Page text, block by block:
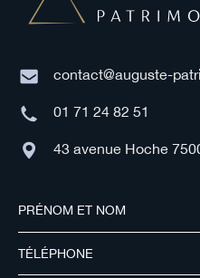
contact@auguste-
01 71 24 82 51
43 avenue Hoche